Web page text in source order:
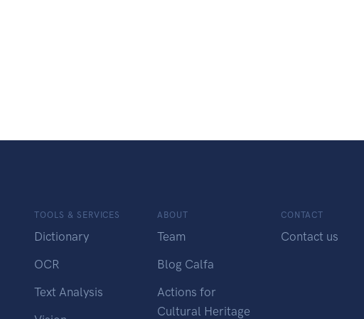
TOOLS & SERVICES
Dictionary
OCR
Text Analysis
ABOUT
Team
Blog Calfa
Actions for
Cultural Heritage
CONTACT
Contact us